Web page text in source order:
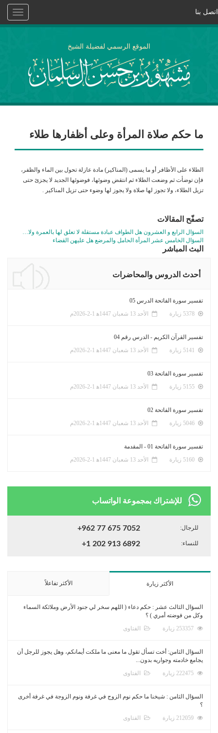
Toggle
اتصل بنا
الموقع الرسمي لفضيلة الشيخ
ما حكم صلاة المرأة وعلى أظفارها طلاء
الطلاء على الأظافر أو ما يسمى (المناكير) مادة عازلة تحول بين الماء والظفر،
فإن توضأت ثم وضعت الطلاء ثم انتقض وضوئها، فوضوئها الجديد لا يجزئ حتى
تزيل الطلاء، ولا تجوز لها صلاة ولا يجوز لها وضوء حتى تزيل المناكير .
تصفّح المقالات
السؤال الرابع و العشرون هل الطواف عبادة مستقلة لا تعلق لها بالعمرة ولا…
السؤال الخامس عشر المرأة الحامل والمرضع هل عليهن القضاء
البث المباشر
أحدث الدروس والمحاضرات
تفسير سورة الفاتحة الدرس 05
الأحد 13 شعبان 1447ﻫ 1-2-2026م
تفسير القرآن الكريم - الدرس رقم 04
الأحد 13 شعبان 1447ﻫ 1-2-2026م
تفسير سورة الفاتحة 03
الأحد 13 شعبان 1447ﻫ 1-2-2026م
تفسير سورة الفاتحة 02
الأحد 13 شعبان 1447ﻫ 1-2-2026م
تفسير سورة الفاتحة 01 - المقدمة
الأحد 13 شعبان 1447ﻫ 1-2-2026م
للإشتراك بمجموعة الواتساب
للرجال: +962 77 675 7052
للنساء: +1 202 913 6892
الأكثر زيارة الأكثر تفاعلاً
السؤال الثالث عشر : حكم دعاء ( اللهم سخر لي جنود الأرض وملائكة السماء
وكل من فوضته أمري ) ؟
الفتاوى
السؤال الثامن: أخت تسأل تقول ما معنى ما ملكت أيمانكم، وهل يجوز للرجل أن
يجامع خادمته وجواريه بدون...
الفتاوى
السؤال الثامن : شيخنا ما حكم نوم الزوج في غرفة ونوم الزوجة في غرفة أخرى
؟
الفتاوى